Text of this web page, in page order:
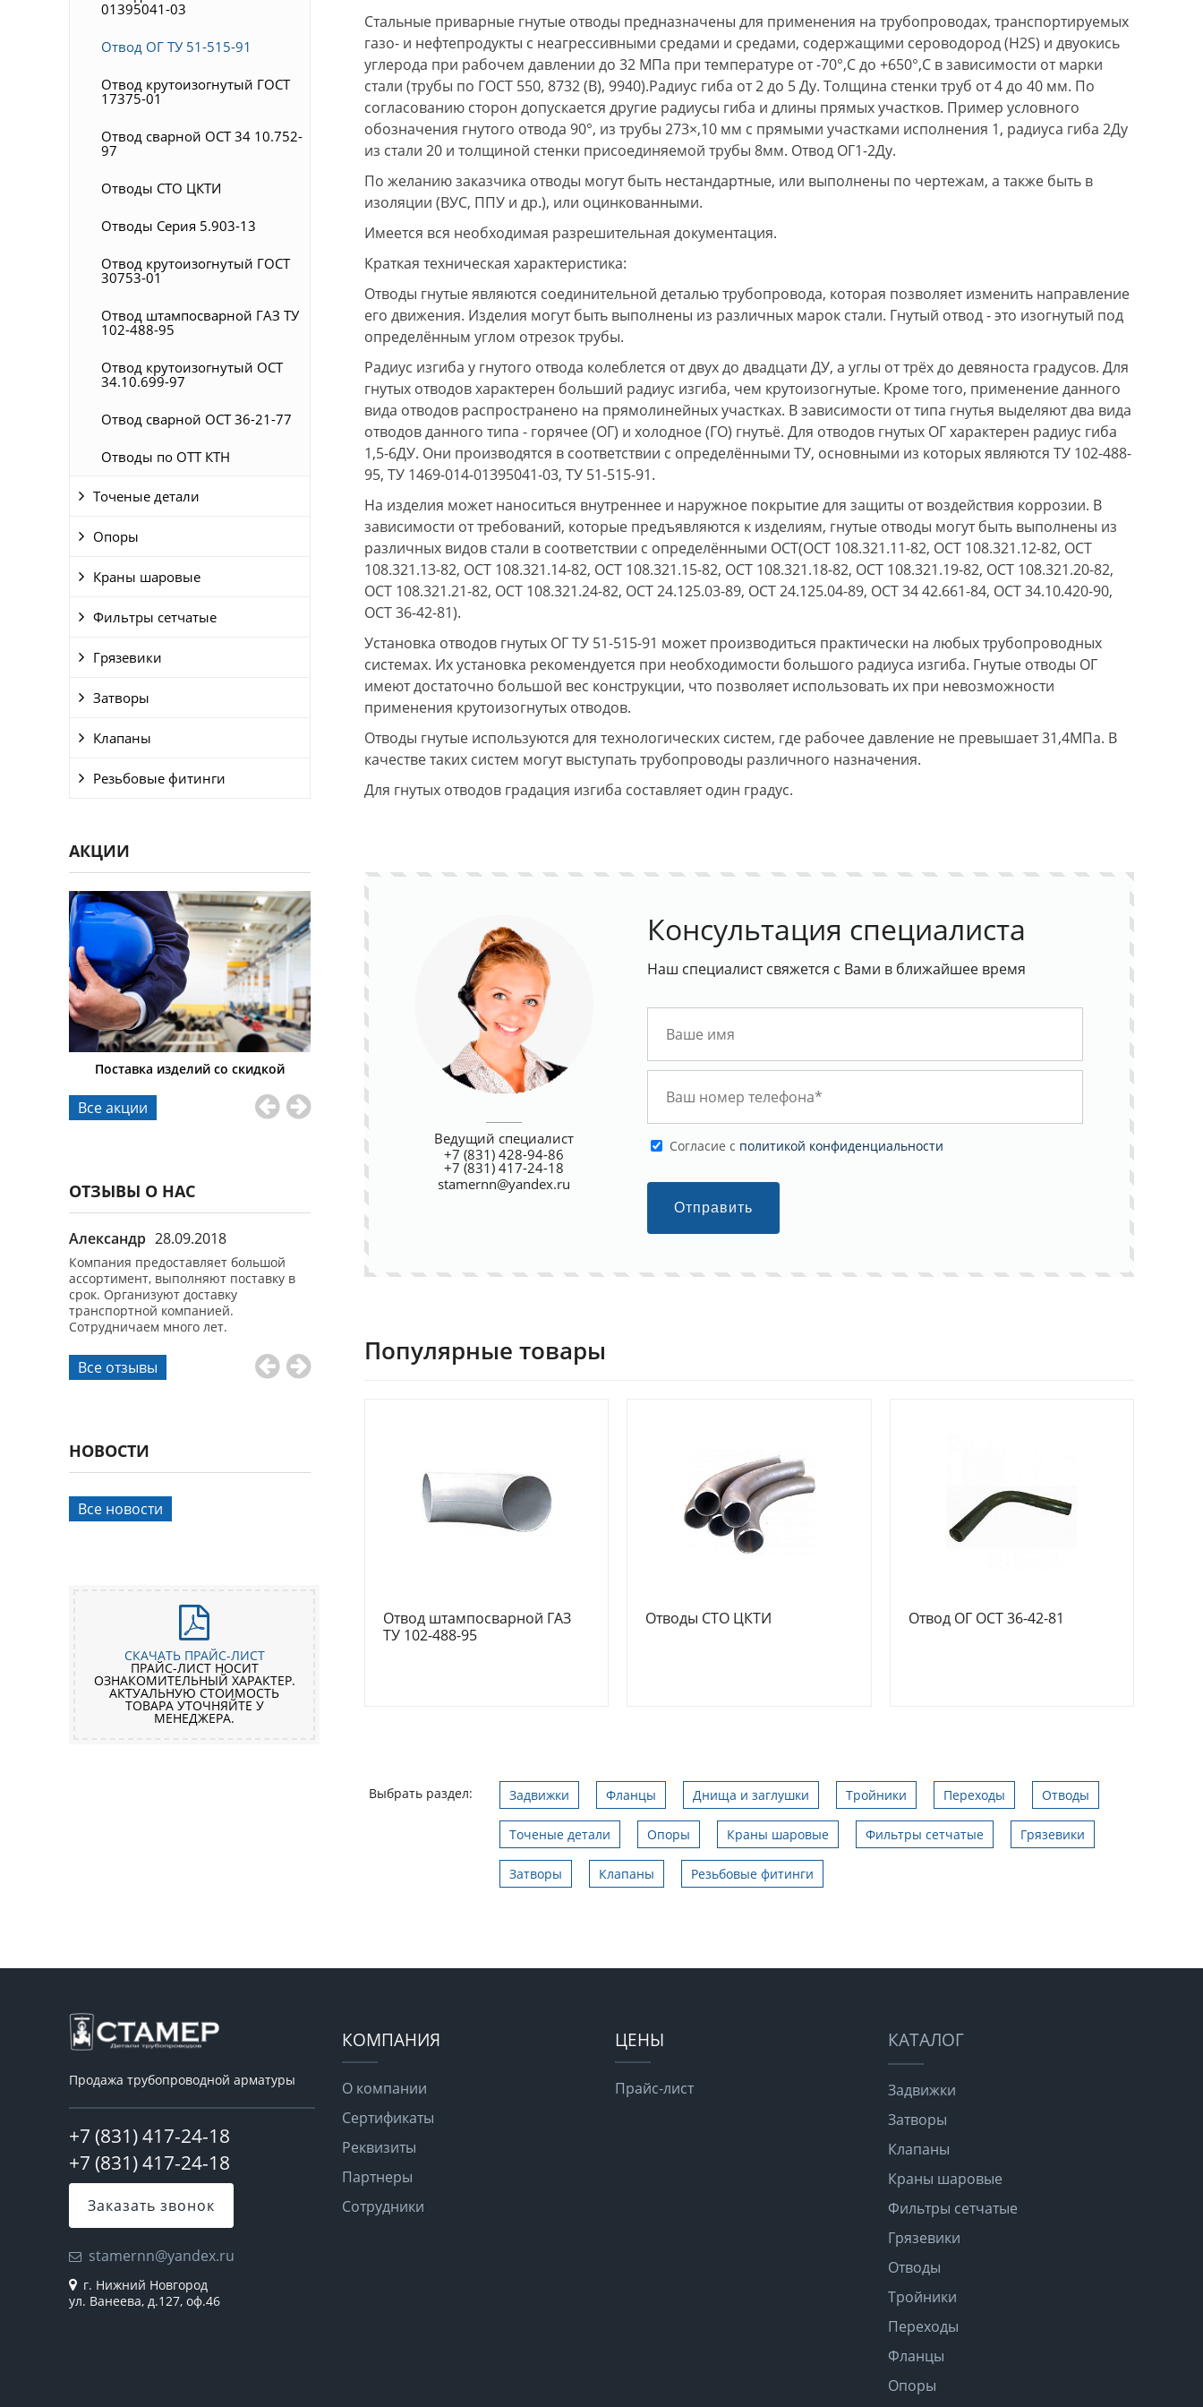
01395041-03
Отвод ОГ ТУ 51-515-91
Отвод крутоизогнутый ГОСТ
17375-01
Отвод сварной ОСТ 34 10.752-
97
Отводы СТО ЦКТИ
Отводы Серия 5.903-13
Отвод крутоизогнутый ГОСТ
30753-01
Отвод штампосварной ГАЗ ТУ
102-488-95
Отвод крутоизогнутый ОСТ
34.10.699-97
Отвод сварной ОСТ 36-21-77
Отводы по ОТТ КТН
Точеные детали
Опоры
Краны шаровые
Фильтры сетчатые
Грязевики
Затворы
Клапаны
Резьбовые фитинги
АКЦИИ
Поставка изделий со скидкой Гибкие условия поставки Поставка изделий со скидкой
Все акции
ОТЗЫВЫ О НАС
Александр 28.09.2018
Компания предоставляет большой
ассортимент, выполняют поставку в
срок. Организуют доставку
транспортной компанией.
Сотрудничаем много лет.
Иван Николаевич
Все заказы выполнили в срок.
Качеством как сервиса, так и
28.09.2018
ассортимент, выполняют поставку в
Качеством как сервиса, так и
Все отзывы
НОВОСТИ
Все новости
СКАЧАТЬ ПРАЙС-ЛИСТ
ПРАЙС-ЛИСТ НОСИТ
ОЗНАКОМИТЕЛЬНЫЙ ХАРАКТЕР.
АКТУАЛЬНУЮ СТОИМОСТЬ
ТОВАРА УТОЧНЯЙТЕ У
МЕНЕДЖЕРА.
Стальные приварные гнутые отводы предназначены для применения на трубопроводах, транспортируемых
газо- и нефтепродукты с неагрессивными средами и средами, содержащими сероводород (H2S) и двуокись
углерода при рабочем давлении до 32 МПа при температуре от -70°,С до +650°,С в зависимости от марки
стали (трубы по ГОСТ 550, 8732 (В), 9940).Радиус гиба от 2 до 5 Ду. Толщина стенки труб от 4 до 40 мм. По
согласованию сторон допускается другие радиусы гиба и длины прямых участков. Пример условного
обозначения гнутого отвода 90°, из трубы 273×,10 мм с прямыми участками исполнения 1, радиуса гиба 2Ду
из стали 20 и толщиной стенки присоединяемой трубы 8мм. Отвод ОГ1-2Ду.
По желанию заказчика отводы могут быть нестандартные, или выполнены по чертежам, а также быть в
изоляции (ВУС, ППУ и др.), или оцинкованными.
Имеется вся необходимая разрешительная документация.
Краткая техническая характеристика:
Отводы гнутые являются соединительной деталью трубопровода, которая позволяет изменить направление
его движения. Изделия могут быть выполнены из различных марок стали. Гнутый отвод - это изогнутый под
определённым углом отрезок трубы.
Радиус изгиба у гнутого отвода колеблется от двух до двадцати ДУ, а углы от трёх до девяноста градусов. Для
гнутых отводов характерен больший радиус изгиба, чем крутоизогнутые. Кроме того, применение данного
вида отводов распространено на прямолинейных участках. В зависимости от типа гнутья выделяют два вида
отводов данного типа - горячее (ОГ) и холодное (ГО) гнутьё. Для отводов гнутых ОГ характерен радиус гиба
1,5-6ДУ. Они производятся в соответствии с определёнными ТУ, основными из которых являются ТУ 102-488-
95, ТУ 1469-014-01395041-03, ТУ 51-515-91.
На изделия может наноситься внутреннее и наружное покрытие для защиты от воздействия коррозии. В
зависимости от требований, которые предъявляются к изделиям, гнутые отводы могут быть выполнены из
различных видов стали в соответствии с определёнными ОСТ(ОСТ 108.321.11-82, ОСТ 108.321.12-82, ОСТ
108.321.13-82, ОСТ 108.321.14-82, ОСТ 108.321.15-82, ОСТ 108.321.18-82, ОСТ 108.321.19-82, ОСТ 108.321.20-82,
ОСТ 108.321.21-82, ОСТ 108.321.24-82, ОСТ 24.125.03-89, ОСТ 24.125.04-89, ОСТ 34 42.661-84, ОСТ 34.10.420-90,
ОСТ 36-42-81).
Установка отводов гнутых ОГ ТУ 51-515-91 может производиться практически на любых трубопроводных
системах. Их установка рекомендуется при необходимости большого радиуса изгиба. Гнутые отводы ОГ
имеют достаточно большой вес конструкции, что позволяет использовать их при невозможности
применения крутоизогнутых отводов.
Отводы гнутые используются для технологических систем, где рабочее давление не превышает 31,4МПа. В
качестве таких систем могут выступать трубопроводы различного назначения.
Для гнутых отводов градация изгиба составляет один градус.
Ведущий специалист
+7 (831) 428-94-86
+7 (831) 417-24-18
stamernn@yandex.ru
Консультация специалиста
Наш специалист свяжется с Вами в ближайшее время
Cогласие с политикой конфиденциальности
Отправить
Популярные товары
Отвод штампосварной ГАЗ
ТУ 102-488-95
Отводы СТО ЦКТИ Отвод ОГ ОСТ 36-42-81
Выбрать раздел: Задвижки Фланцы Днища и заглушки Тройники Переходы Отводы
Точеные детали Опоры Краны шаровые Фильтры сетчатые Грязевики
Затворы Клапаны Резьбовые фитинги
Продажа трубопроводной арматуры
+7 (831) 417-24-18
+7 (831) 417-24-18
Заказать звонок
stamernn@yandex.ru
г. Нижний Новгород
ул. Ванеева, д.127, оф.46
КОМПАНИЯ
О компании
Сертификаты
Реквизиты
Партнеры
Сотрудники
ЦЕНЫ
Прайс-лист
КАТАЛОГ
Задвижки
Затворы
Клапаны
Краны шаровые
Фильтры сетчатые
Грязевики
Отводы
Тройники
Переходы
Фланцы
Опоры